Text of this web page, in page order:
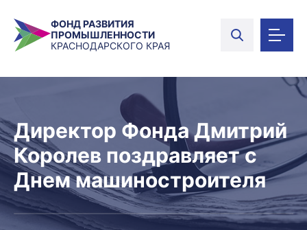
ФОНД РАЗВИТИЯ
ПРОМЫШЛЕННОСТИ
КРАСНОДАРСКОГО КРАЯ
Директор Фонда Дмитрий
Королев поздравляет с
Днем машиностроителя